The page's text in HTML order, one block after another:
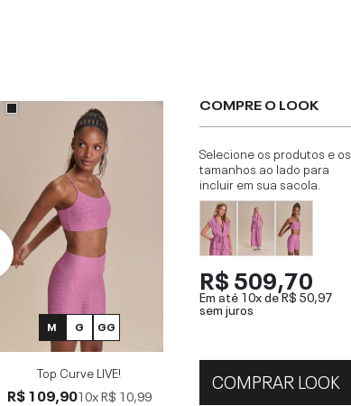
M G GG
Top Curve LIVE!
R$ 109,9010xR$ 10,99
COMPRE O LOOK
Selecione os produtos e os
tamanhos ao lado para
incluir em sua sacola.
R$ 509,70
Em até 10x deR$ 50,97
sem juros
COMPRAR LOOK